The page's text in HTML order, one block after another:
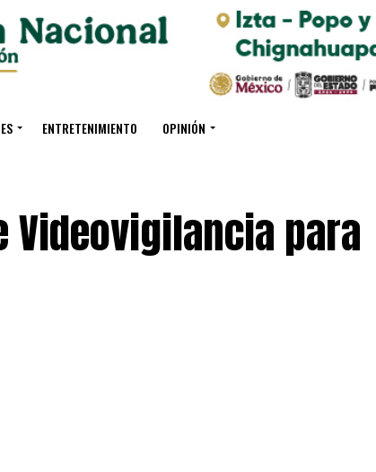
ENTRETENIMIENTO OPINIÓN
Videovigilancia para